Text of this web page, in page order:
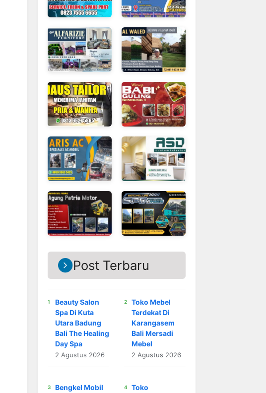
Post Terbaru
Beauty Salon
Spa Di Kuta
Utara Badung
Bali The Healing
Day Spa
2 Agustus 2026
Toko Mebel
Terdekat Di
Karangasem
Bali Mersadi
Mebel
2 Agustus 2026
Bengkel Mobil
Toko